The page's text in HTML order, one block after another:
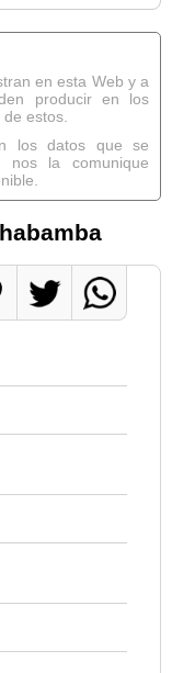
en esta Web y a
producir en los
estos.
los datos que se
nos la comunique